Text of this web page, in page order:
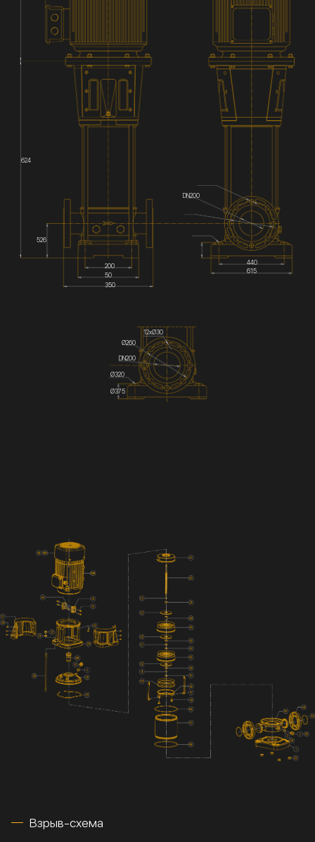
DN200
624
526
200
50
350
440
615
DN200
12хØ30
Ø260
Ø320
Ø375
Взрыв-схема